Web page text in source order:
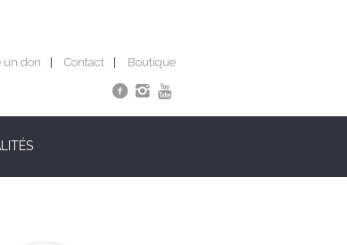
un don Contact Boutique